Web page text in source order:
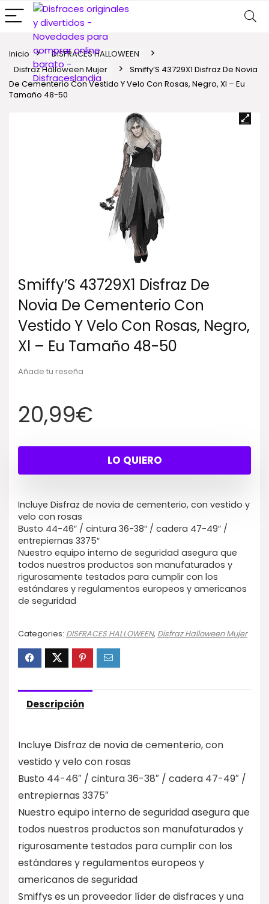
Inicio
DISFRACES HALLOWEEN
Disfraz Halloween Mujer
Smiffy’S 43729X1 Disfraz De Novia
De Cementerio Con Vestido Y Velo Con Rosas, Negro, Xl – Eu
Tamaño 48-50
Smiffy’S 43729X1 Disfraz De
Novia De Cementerio Con
Vestido Y Velo Con Rosas, Negro,
Xl – Eu Tamaño 48-50
Añade tu reseña
20,99€
LO QUIERO
Incluye Disfraz de novia de cementerio, con vestido y
velo con rosas
Busto 44-46″ / cintura 36-38″ / cadera 47-49″ /
entrepiernas 3375″
Nuestro equipo interno de seguridad asegura que
todos nuestros productos son manufaturados y
rigurosamente testados para cumplir con los
estándares y regulamentos europeos y americanos
de seguridad
Categories: DISFRACES HALLOWEEN, Disfraz Halloween Mujer
Descripción
Incluye Disfraz de novia de cementerio, con
vestido y velo con rosas
Busto 44-46″ / cintura 36-38″ / cadera 47-49″ /
entrepiernas 3375″
Nuestro equipo interno de seguridad asegura que
todos nuestros productos son manufaturados y
rigurosamente testados para cumplir con los
estándares y regulamentos europeos y
americanos de seguridad
Smiffys es un proveedor líder de disfraces y una